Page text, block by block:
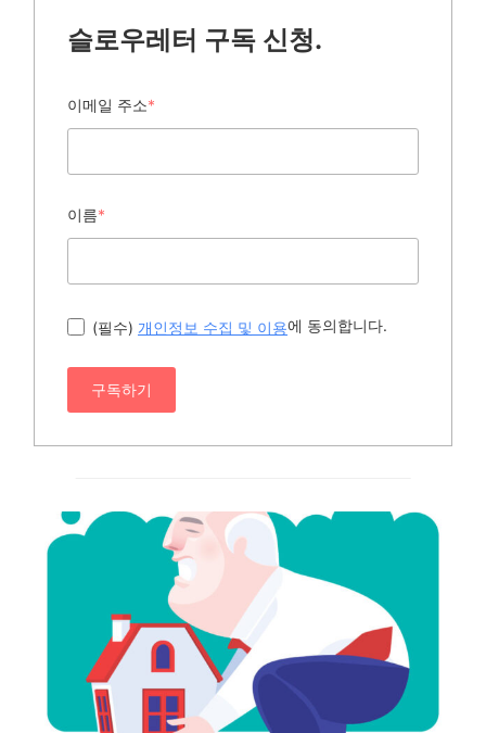
슬로우레터 구독 신청.
이메일 주소*
이름*
(필수) 개인정보 수집 및 이용에 동의합니다.
구독하기